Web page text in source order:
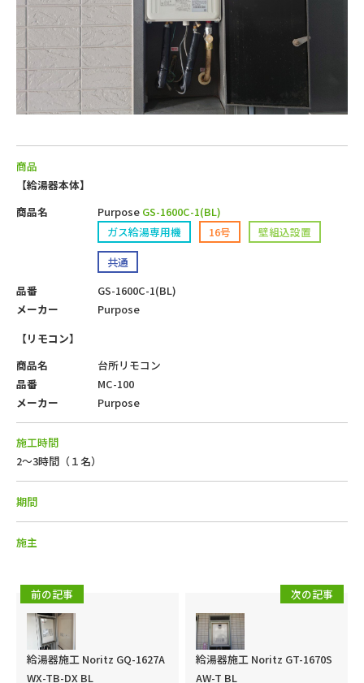
商品
【給湯器本体】
商品名
Purpose GS-1600C-1(BL)
ガス給湯専用機
16号
壁組込設置
共通
品番
GS-1600C-1(BL)
メーカー
Purpose
【リモコン】
商品名
台所リモコン
品番
MC-100
メーカー
Purpose
施工時間
2～3時間（１名）
期間
施主
前の記事
給湯器施工 Noritz GQ-1627A
WX-TB-DX BL
次の記事
給湯器施工 Noritz GT-1670S
AW-T BL